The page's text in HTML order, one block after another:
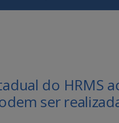
do HRMS
ser